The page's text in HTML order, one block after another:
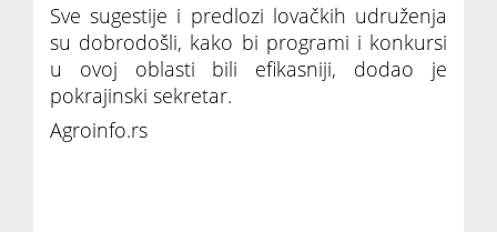
Sve sugestije i predlozi lovačkih udruženja
su dobrodošli, kako bi programi i konkursi
u ovoj oblasti bili efikasniji, dodao je
pokrajinski sekretar.
Agroinfo.rs